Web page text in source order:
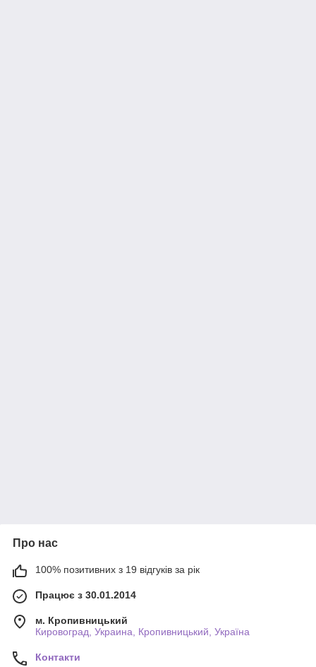
Про нас
100% позитивних з 19 відгуків за рік
Працює з 30.01.2014
м. Кропивницький
Кировоград, Украина, Кропивницький, Україна
Контакти